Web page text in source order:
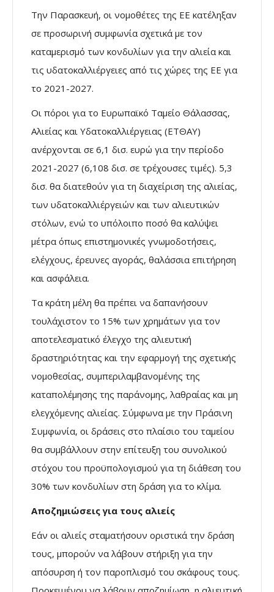
Την Παρασκευή, οι νομοθέτες της ΕΕ κατέληξαν
σε προσωρινή συμφωνία σχετικά με τον
καταμερισμό των κονδυλίων για την αλιεία και
τις υδατοκαλλιέργειες από τις χώρες της ΕΕ για
το 2021-2027.
Οι πόροι για το Ευρωπαϊκό Ταμείο Θάλασσας,
Αλιείας και Υδατοκαλλιέργειας (ΕΤΘΑΥ)
ανέρχονται σε 6,1 δισ. ευρώ για την περίοδο
2021-2027 (6,108 δισ. σε τρέχουσες τιμές). 5,3
δισ. θα διατεθούν για τη διαχείριση της αλιείας,
των υδατοκαλλιέργειών και των αλιευτικών
στόλων, ενώ το υπόλοιπο ποσό θα καλύψει
μέτρα όπως επιστημονικές γνωμοδοτήσεις,
ελέγχους, έρευνες αγοράς, θαλάσσια επιτήρηση
και ασφάλεια.
Τα κράτη μέλη θα πρέπει να δαπανήσουν
τουλάχιστον το 15% των χρημάτων για τον
αποτελεσματικό έλεγχο της αλιευτική
δραστηριότητας και την εφαρμογή της σχετικής
νομοθεσίας, συμπεριλαμβανομένης της
καταπολέμησης της παράνομης, λαθραίας και μη
ελεγχόμενης αλιείας. Σύμφωνα με την Πράσινη
Συμφωνία, οι δράσεις στο πλαίσιο του ταμείου
θα συμβάλλουν στην επίτευξη του συνολικού
στόχου του προϋπολογισμού για τη διάθεση του
30% των κονδυλίων στη δράση για το κλίμα.
Αποζημιώσεις για τους αλιείς
Εάν οι αλιείς σταματήσουν οριστικά την δράση
τους, μπορούν να λάβουν στήριξη για την
απόσυρση ή τον παροπλισμό του σκάφους τους.